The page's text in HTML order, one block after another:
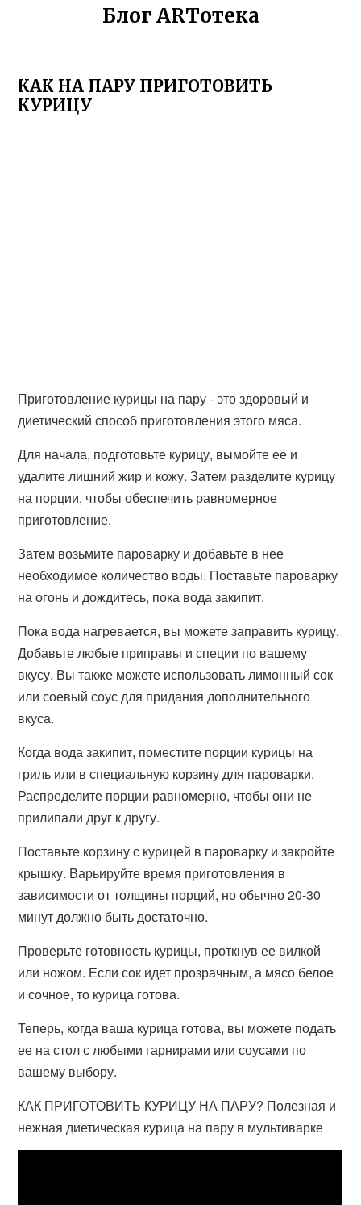
Блог ARTотека
КАК НА ПАРУ ПРИГОТОВИТЬ
КУРИЦУ
Приготовление курицы на пару - это здоровый и
диетический способ приготовления этого мяса.
Для начала, подготовьте курицу, вымойте ее и
удалите лишний жир и кожу. Затем разделите курицу
на порции, чтобы обеспечить равномерное
приготовление.
Затем возьмите пароварку и добавьте в нее
необходимое количество воды. Поставьте пароварку
на огонь и дождитесь, пока вода закипит.
Пока вода нагревается, вы можете заправить курицу.
Добавьте любые приправы и специи по вашему
вкусу. Вы также можете использовать лимонный сок
или соевый соус для придания дополнительного
вкуса.
Когда вода закипит, поместите порции курицы на
гриль или в специальную корзину для пароварки.
Распределите порции равномерно, чтобы они не
прилипали друг к другу.
Поставьте корзину с курицей в пароварку и закройте
крышку. Варьируйте время приготовления в
зависимости от толщины порций, но обычно 20-30
минут должно быть достаточно.
Проверьте готовность курицы, проткнув ее вилкой
или ножом. Если сок идет прозрачным, а мясо белое
и сочное, то курица готова.
Теперь, когда ваша курица готова, вы можете подать
ее на стол с любыми гарнирами или соусами по
вашему выбору.
КАК ПРИГОТОВИТЬ КУРИЦУ НА ПАРУ? Полезная и
нежная диетическая курица на пару в мультиварке